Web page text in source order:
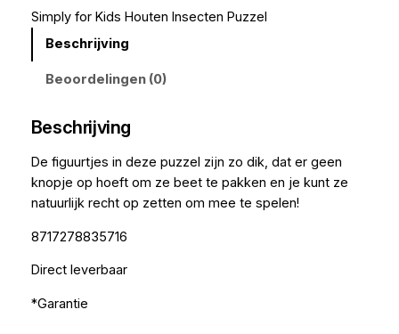
Simply for Kids Houten Insecten Puzzel
Beschrijving
Beoordelingen (0)
Beschrijving
De figuurtjes in deze puzzel zijn zo dik, dat er geen
knopje op hoeft om ze beet te pakken en je kunt ze
natuurlijk recht op zetten om mee te spelen!
8717278835716
Direct leverbaar
*Garantie